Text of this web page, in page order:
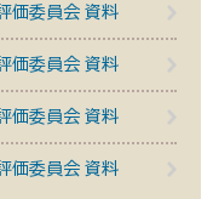
価委員会 資料
価委員会 資料
価委員会 資料
価委員会 資料